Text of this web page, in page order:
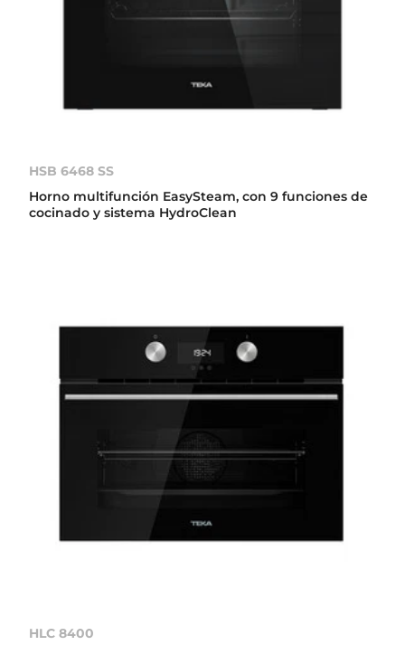
HSB 6468 SS
Horno multifunción EasySteam, con 9 funciones de
cocinado y sistema HydroClean
HLC 8400